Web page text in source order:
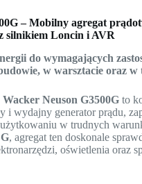
– Mobilny agregat
silnikiem Loncin i AVR
do wymagających
w warsztacie oraz w
Wacker Neuson G3500G to
i wydajny generator prądu,
w trudnych
G, agregat ten doskonale
oświetlenia oraz